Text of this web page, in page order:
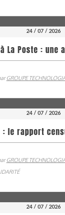
24 / 07 / 2026
La Poste : une
GROUPE
24 / 07 / 2026
le rapport
GROUPE
24 / 07 / 2026